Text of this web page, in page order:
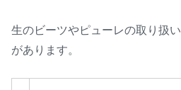
生のビーツやピューレの取り扱い
があります。